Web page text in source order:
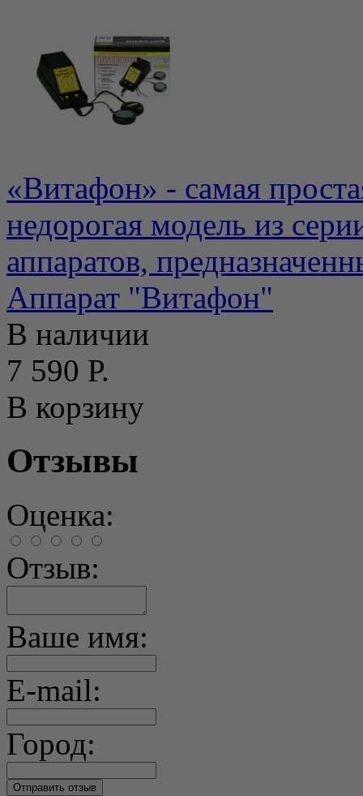
«Витафон» - самая
недорогая модель из
аппаратов,
Аппарат "Витафон"
В наличии
7 590 Р.
В корзину
Отзывы
Оценка:
Отзыв:
Ваше имя:
E-mail:
Город: